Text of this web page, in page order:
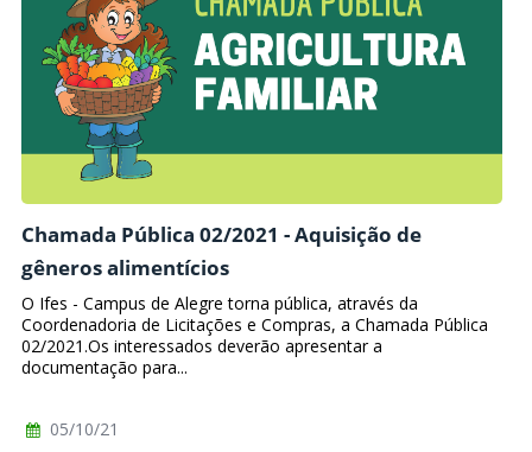
Chamada Pública 02/2021 - Aquisição de
gêneros alimentícios
O Ifes - Campus de Alegre torna pública, através da
Coordenadoria de Licitações e Compras, a Chamada Pública
02/2021.Os interessados deverão apresentar a
documentação para...
05/10/21